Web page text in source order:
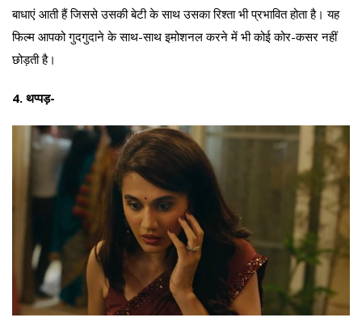
बाधाएं आती हैं जिससे उसकी बेटी के साथ उसका रिश्ता भी प्रभावित होता है। यह
फिल्म आपको गुदगुदाने के साथ-साथ इमोशनल करने में भी कोई कोर-कसर नहीं
छोड़ती है।
4. थप्पड़-